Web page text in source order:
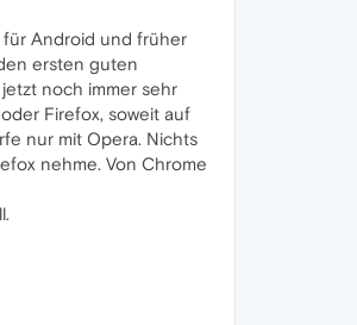
für Android und früher
ersten guten
jetzt noch immer sehr
Firefox, soweit auf
nur mit Opera. Nichts
nehme. Von Chrome